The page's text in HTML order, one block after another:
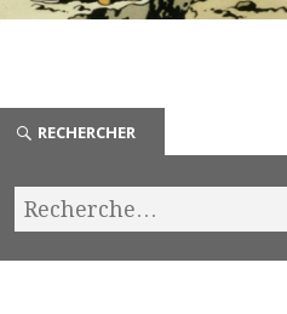
RECHERCHER